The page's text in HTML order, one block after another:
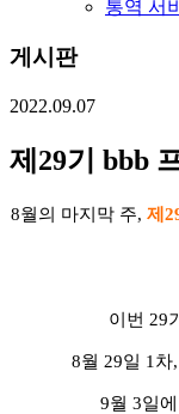
통역 서
게시판
2022.09.07
제29기 bbb
8월의 마지막 주, 제
이번 29
8월 29일 1차
9월 3일